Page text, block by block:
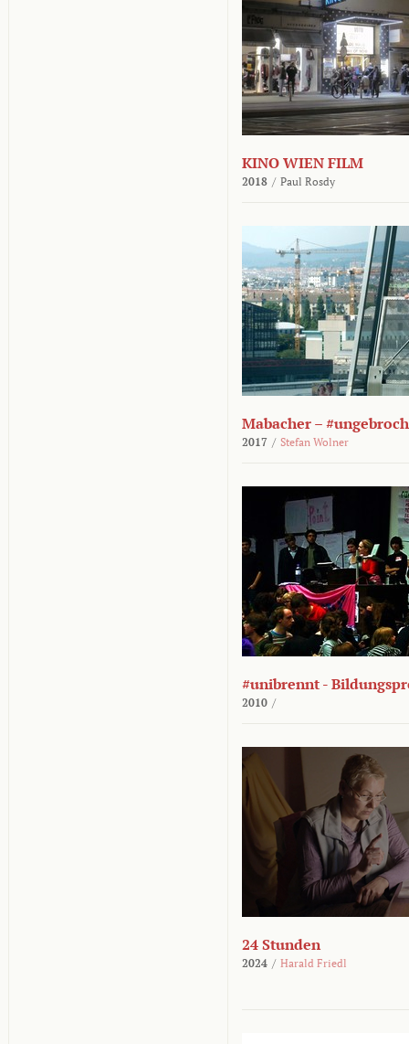
KINO WIEN FILM
2018 / Paul Rosdy
Mabacher –
2017 / Stefan Wolner
#unibrennt -
2010 /
24 Stunden
2024 / Harald Friedl